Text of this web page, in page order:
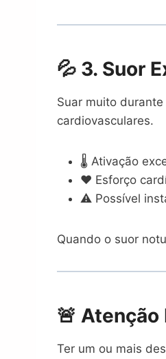
💦 3. Suor
Suar muito
cardiovasculares.
🌡️ Ativação
❤️ Esforço
⚠️ Possível
Quando o suor
🚨
Ter um ou mais